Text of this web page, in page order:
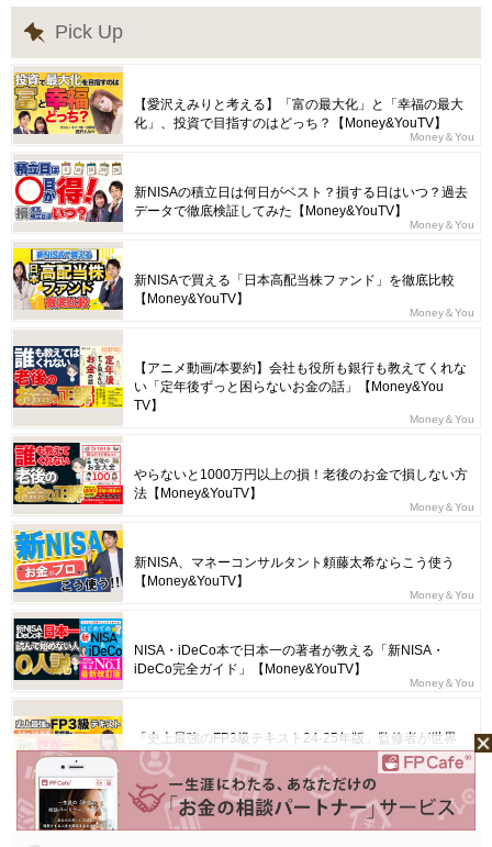
Pick Up
【愛沢えみりと考える】「富の最大化」と「幸福の最大
化」、投資で目指すのはどっち？【Money&YouTV】
Money＆You
新NISAの積立日は何日がベスト？損する日はいつ？過去
データで徹底検証してみた【Money&YouTV】
Money＆You
新NISAで買える「日本高配当株ファンド」を徹底比較
【Money&YouTV】
Money＆You
【アニメ動画/本要約】会社も役所も銀行も教えてくれな
い「定年後ずっと困らないお金の話」【Money&You
TV】
Money＆You
やらないと1000万円以上の損！老後のお金で損しない方
法【Money&YouTV】
Money＆You
新NISA、マネーコンサルタント頼藤太希ならこう使う
【Money&YouTV】
Money＆You
NISA・iDeCo本で日本一の著者が教える「新NISA・
iDeCo完全ガイド」【Money&YouTV】
Money＆You
「史上最強のFP3級テキスト24-25年版」監修者が世界
一わかりやすく解説〜ライフプランニングと資金計画〜
【Money&YouTV】
Money＆You